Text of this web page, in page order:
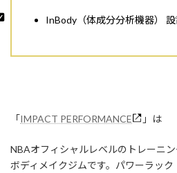
InBody（体成分分析機器） 設
「IMPACT PERFORMANCE 」は
NBAオフィシャルレベルのトレーニ
ボディメイクジムです。パワーラック